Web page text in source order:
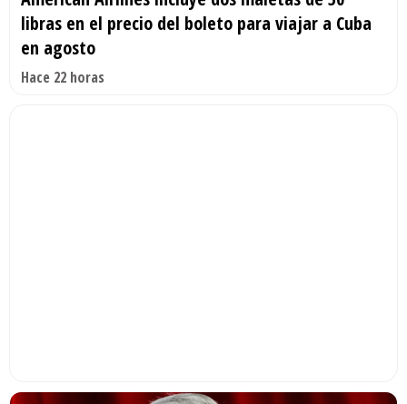
libras en el precio del boleto para viajar a Cuba
en agosto
Hace 22 horas